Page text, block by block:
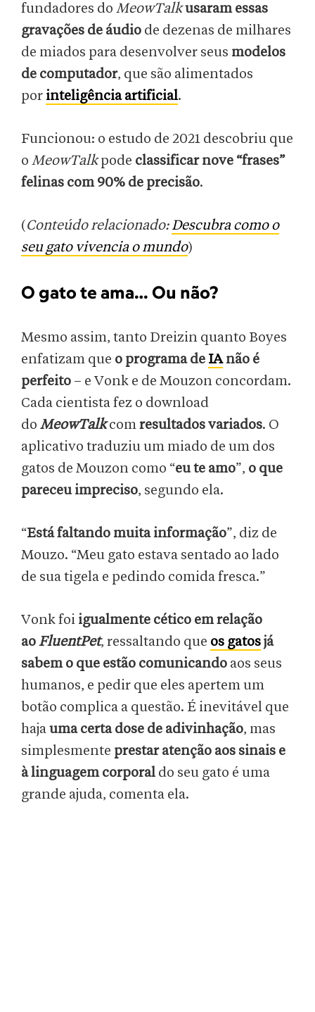
fundadores do MeowTalkusaram essas
gravações de áudio de dezenas de milhares
de miados para desenvolver seus modelos
de computador, que são alimentados
por inteligência artificial.
Funcionou: o estudo de 2021 descobriu que
o MeowTalkpode classificar nove “frases”
felinas com 90% de precisão.
(Conteúdo relacionado:Descubra como o
seu gato vivencia o mundo)
O gato te ama… Ou não?
Mesmo assim, tanto Dreizin quanto Boyes
enfatizam que o programa de IAnão é
perfeito – e Vonk e de Mouzon concordam.
Cada cientista fez o download
do MeowTalkcomresultados variados. O
aplicativo traduziu um miado de um dos
gatos de Mouzon como “eu te amo”, o que
pareceu impreciso, segundo ela.
“Está faltando muita informação”, diz de
Mouzo. “Meu gato estava sentado ao lado
de sua tigela e pedindo comida fresca.”
Vonk foi igualmente cético em relação
aoFluentPet, ressaltando que os gatosjá
sabem o que estão comunicando aos seus
humanos, e pedir que eles apertem um
botão complica a questão. É inevitável que
hajauma certa dose de adivinhação, mas
simplesmente prestar atenção aos sinais e
à linguagem corporal do seu gato é uma
grande ajuda, comenta ela.